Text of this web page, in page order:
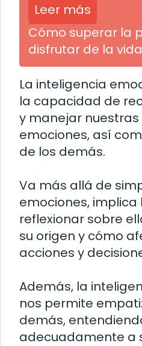
Leer más
Cómo superar la
disfrutar de la vida
La inteligencia
la capacidad de
y manejar
emociones, así
de los demás.
Va más allá de
emociones,
reflexionar sobre
su origen y cómo
acciones y
Además, la
nos permite
demás,
adecuadamente a